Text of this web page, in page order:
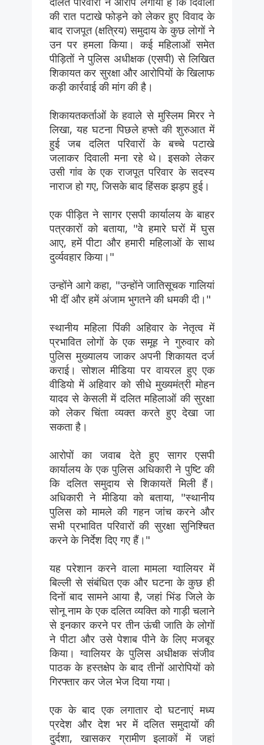
की रात पटाखे फोड़ने को लेकर हुए विवाद के
बाद राजपूत (क्षत्रिय) समुदाय के कुछ लोगों ने
उन पर हमला किया। कई महिलाओं समेत
पीड़ितों ने पुलिस अधीक्षक (एसपी) से लिखित
शिकायत कर सुरक्षा और आरोपियों के खिलाफ
कड़ी कार्रवाई की मांग की है।
शिकायतकर्ताओं के हवाले से मुस्लिम मिरर ने
लिखा, यह घटना पिछले हफ्ते की शुरुआत में
हुई जब दलित परिवारों के बच्चे पटाखे
जलाकर दिवाली मना रहे थे। इसको लेकर
उसी गांव के एक राजपूत परिवार के सदस्य
नाराज हो गए, जिसके बाद हिंसक झड़प हुई।
एक पीड़ित ने सागर एसपी कार्यालय के बाहर
पत्रकारों को बताया, "वे हमारे घरों में घुस
आए, हमें पीटा और हमारी महिलाओं के साथ
दुर्व्यवहार किया।"
उन्होंने आगे कहा, "उन्होंने जातिसूचक गालियां
भी दीं और हमें अंजाम भुगतने की धमकी दी।"
स्थानीय महिला पिंकी अहिवार के नेतृत्व में
प्रभावित लोगों के एक समूह ने गुरुवार को
पुलिस मुख्यालय जाकर अपनी शिकायत दर्ज
कराई। सोशल मीडिया पर वायरल हुए एक
वीडियो में अहिवार को सीधे मुख्यमंत्री मोहन
यादव से केसली में दलित महिलाओं की सुरक्षा
को लेकर चिंता व्यक्त करते हुए देखा जा
सकता है।
आरोपों का जवाब देते हुए सागर एसपी
कार्यालय के एक पुलिस अधिकारी ने पुष्टि की
कि दलित समुदाय से शिकायतें मिली हैं।
अधिकारी ने मीडिया को बताया, "स्थानीय
पुलिस को मामले की गहन जांच करने और
सभी प्रभावित परिवारों की सुरक्षा सुनिश्चित
करने के निर्देश दिए गए हैं।"
यह परेशान करने वाला मामला ग्वालियर में
बिल्ली से संबंधित एक और घटना के कुछ ही
दिनों बाद सामने आया है, जहां भिंड जिले के
सोनू नाम के एक दलित व्यक्ति को गाड़ी चलाने
से इनकार करने पर तीन ऊंची जाति के लोगों
ने पीटा और उसे पेशाब पीने के लिए मजबूर
किया। ग्वालियर के पुलिस अधीक्षक संजीव
पाठक के हस्तक्षेप के बाद तीनों आरोपियों को
गिरफ्तार कर जेल भेज दिया गया।
एक के बाद एक लगातार दो घटनाएं मध्य
प्रदेश और देश भर में दलित समुदायों की
दुर्दशा, खासकर ग्रामीण इलाकों में जहां